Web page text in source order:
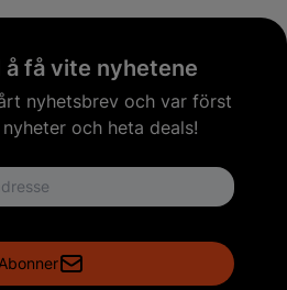
få vite nyhetene
nyhetsbrev och var först
och heta deals!
Abonner